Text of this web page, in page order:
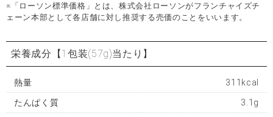
※「ローソン標準価格」とは、株式会社ローソンがフランチャイズチ
ェーン本部として各店舗に対し推奨する売価のことをいいます。
栄養成分 【1包装(57g)当たり】
熱量 311kcal
たんぱく質 3.1g